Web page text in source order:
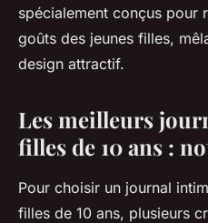
spécialement conçus pour
goûts des jeunes filles,
design attractif.
Les meilleurs
filles de 10 ans :
Pour choisir un journal
filles de 10 ans, plusieurs